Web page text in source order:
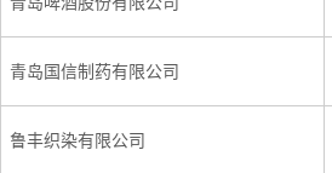
青岛国信制药有限公司
鲁丰织染有限公司